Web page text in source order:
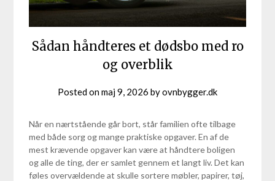
Sådan håndteres et dødsbo med ro
og overblik
Posted onmaj 9, 2026 byovnbygger.dk
Når en nærtstående går bort, står familien ofte tilbage
med både sorg og mange praktiske opgaver. En af de
mest krævende opgaver kan være at håndtere boligen
og alle de ting, der er samlet gennem et langt liv. Det kan
føles overvældende at skulle sortere møbler, papirer, tøj,